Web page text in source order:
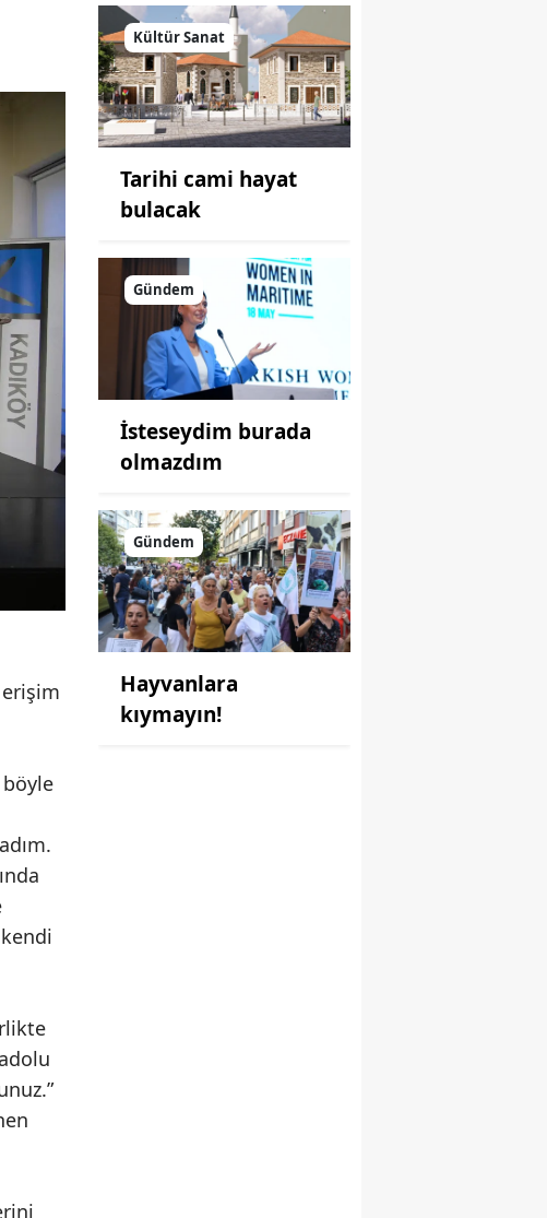
erişim
Kültür Sanat
Tarihi cami hayat
bulacak
Gündem
İsteseydim burada
olmazdım
Gündem
Hayvanlara
kıymayın!